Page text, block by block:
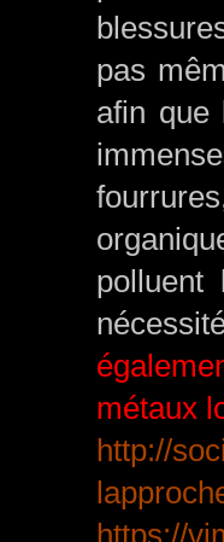
pas
afin que
métaux
http://
https://